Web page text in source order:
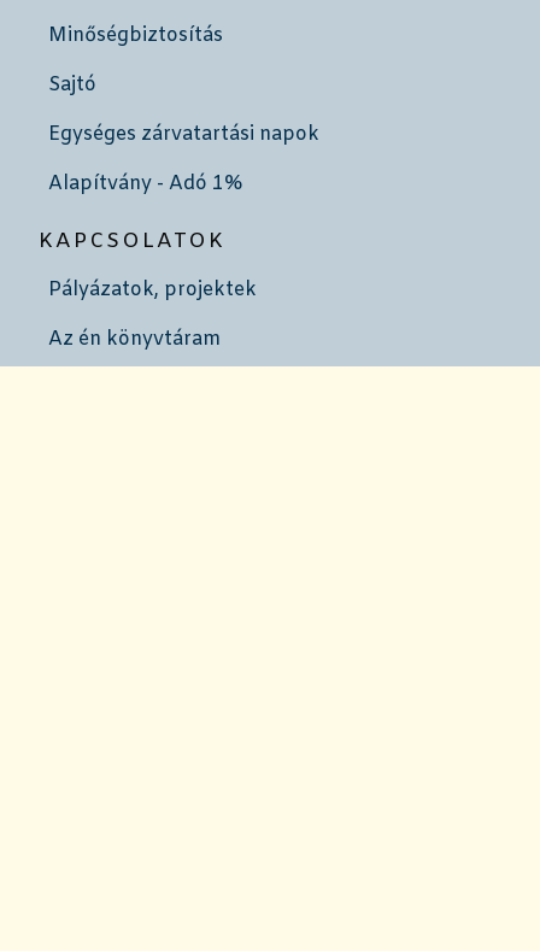
Minőségbiztosítás
Sajtó
Egységes zárvatartási napok
Alapítvány - Adó 1%
KAPCSOLATOK
Pályázatok, projektek
Az én könyvtáram